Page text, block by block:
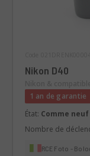
Nikon D40
1 an de garantie
État: Comme neuf
Nombre de
RCE Foto -